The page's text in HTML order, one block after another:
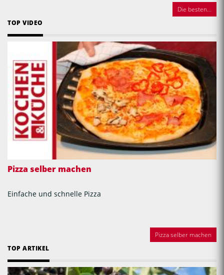
Die besten...
TOP VIDEO
Pizza selber machen
Einfache und schnelle Pizza
Pizza selber machen
TOP ARTIKEL